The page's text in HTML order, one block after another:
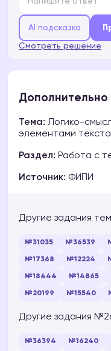
AI подсказка
Смотреть решение
Дополнительно
Тема: Логико-
элементами текста
Раздел: Работа с
Источник: ФИПИ
Другие задания
№31035 №36539
№17368 №12224
№18444 №14865
№20199 №15540
Другие задания
№36394 №16240